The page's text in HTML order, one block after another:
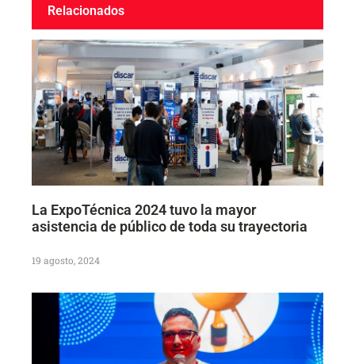
Relacionados
La ExpoTécnica 2024 tuvo la mayor
asistencia de público de toda su trayectoria
19 agosto, 2024